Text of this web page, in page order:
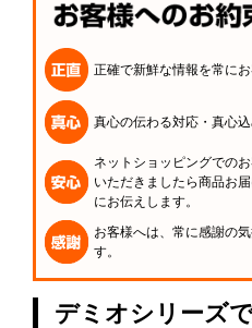
正確で新鮮な情報を常にお
真心の伝わる対応・真心
ネットショッピングでの
いただきましたら商品お
にお伝えします。
お客様へは、常に感謝の
す。
デミオシリーズ